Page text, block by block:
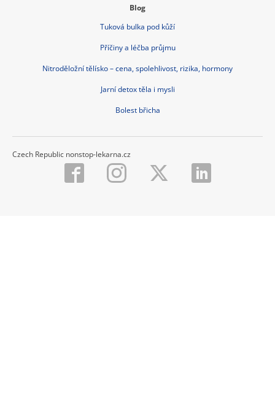
Blog
Tuková bulka pod kůží
Příčiny a léčba průjmu
Nitroděložní tělísko – cena, spolehlivost, rizika, hormony
Jarní detox těla i mysli
Bolest břicha
Czech Republic nonstop-lekarna.cz